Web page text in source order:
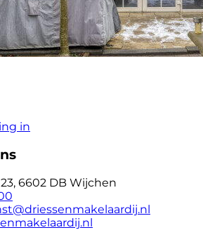
in
6602 DB Wijchen